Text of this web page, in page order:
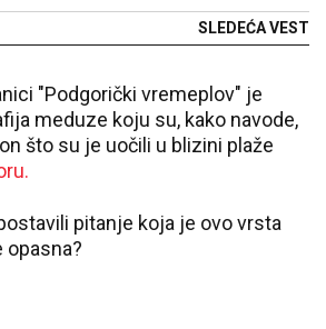
SLEDEĆA VEST
"Podgorički vremeplov" je
meduze koju su, kako navode,
što su je uočili u blizini plaže
pitanje koja je ovo vrsta
opasna?